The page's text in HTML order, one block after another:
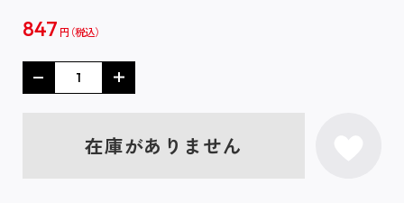
847 円
在庫がありません